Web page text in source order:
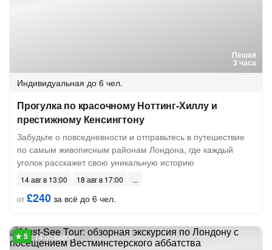
Пешая
3 часа
Индивидуальная до 6 чел.
Прогулка по красочному Ноттинг-Хиллу и
престижному Кенсингтону
Забудьте о повседневности и отправьтесь в путешествие
по самым живописным районам Лондона, где каждый
уголок расскажет свою уникальную историю
14 авг в 13:00
18 авг в 17:00
от£240 за всё до 6 чел.
14 отзывов